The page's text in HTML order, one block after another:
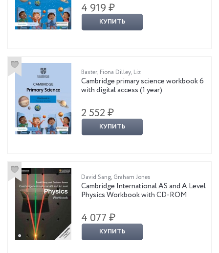
4 919 ₽
КУПИТЬ
Baxter, Fiona Dilley, Liz
Cambridge primary science workbook 6
with digital access (1 year)
2 552 ₽
КУПИТЬ
David Sang, Graham Jones
Cambridge International AS and A Level
Physics Workbook with CD-ROM
4 077 ₽
КУПИТЬ